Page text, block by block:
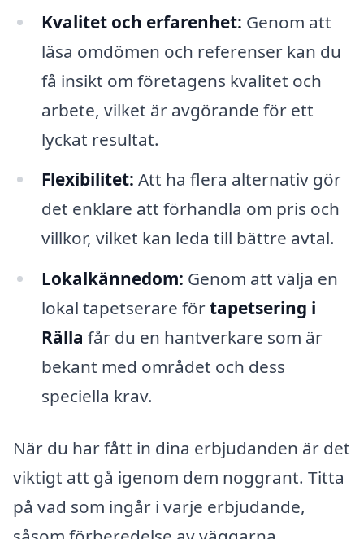
Kvalitet och erfarenhet: Genom att
läsa omdömen och referenser kan du
få insikt om företagens kvalitet och
arbete, vilket är avgörande för ett
lyckat resultat.
Flexibilitet: Att ha flera alternativ gör
det enklare att förhandla om pris och
villkor, vilket kan leda till bättre avtal.
Lokalkännedom: Genom att välja en
lokal tapetserare förtapetsering i
Rälla får du en hantverkare som är
bekant med området och dess
speciella krav.
När du har fått in dina erbjudanden är det
viktigt att gå igenom dem noggrant. Titta
på vad som ingår i varje erbjudande,